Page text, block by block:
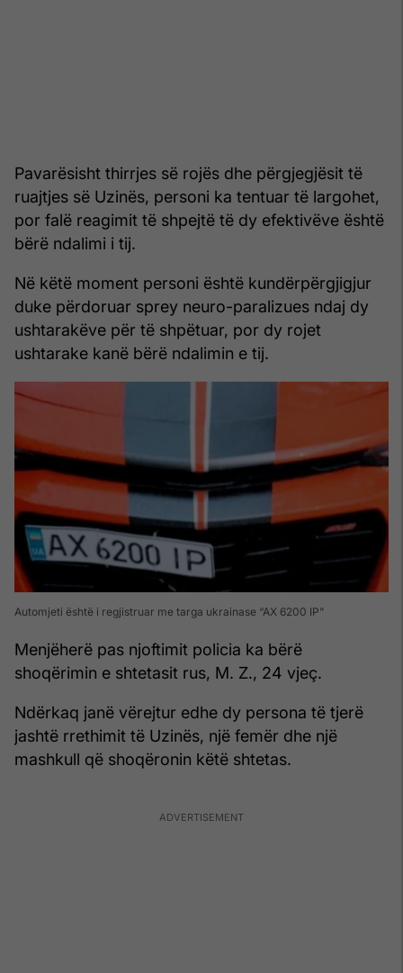
Pavarësisht thirrjes së rojës dhe përgjegjësit të
ruajtjes së Uzinës, personi ka tentuar të largohet,
por falë reagimit të shpejtë të dy efektivëve është
bërë ndalimi i tij.
Në këtë moment personi është kundërpërgjigjur
duke përdoruar sprey neuro-paralizues ndaj dy
ushtarakëve për të shpëtuar, por dy rojet
ushtarake kanë bërë ndalimin e tij.
Automjeti është i regjistruar me targa ukrainase “AX 6200 IP"
Menjëherë pas njoftimit policia ka bërë
shoqërimin e shtetasit rus, M. Z., 24 vjeç.
Ndërkaq janë vërejtur edhe dy persona të tjerë
jashtë rrethimit të Uzinës, një femër dhe një
mashkull që shoqëronin këtë shtetas.